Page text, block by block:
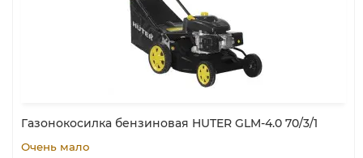
Газонокосилка бензиновая HUTER GLM-4.0 70/3/1
Очень мало